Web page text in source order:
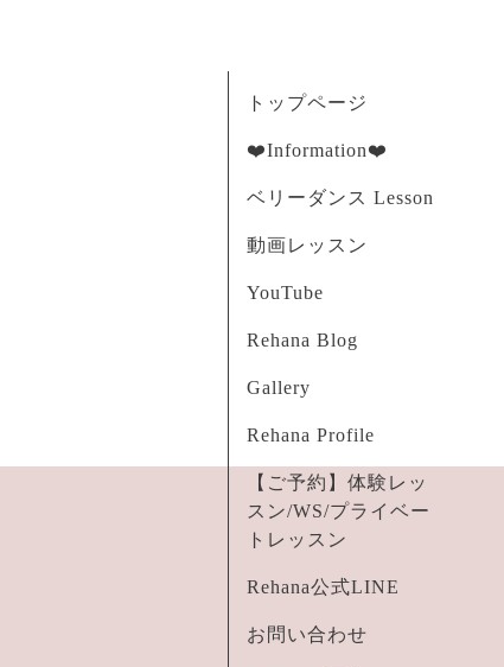
トップページ
❤️Information❤️
ベリーダンス Lesson
動画レッスン
YouTube
Rehana Blog
Gallery
Rehana Profile
【ご予約】体験レッ
スン/WS/プライベー
トレッスン
Rehana公式LINE
お問い合わせ